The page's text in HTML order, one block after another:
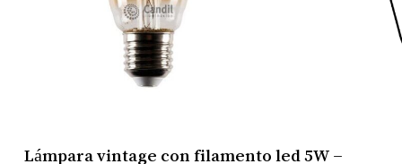
Lámpara vintage con filamento led 5W –